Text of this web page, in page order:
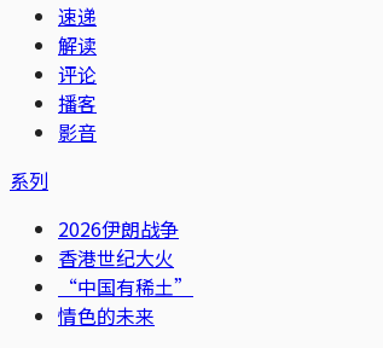
速递
解读
评论
播客
影音
系列
2026伊朗战争
香港世纪大火
“中国有稀土”
情色的未来